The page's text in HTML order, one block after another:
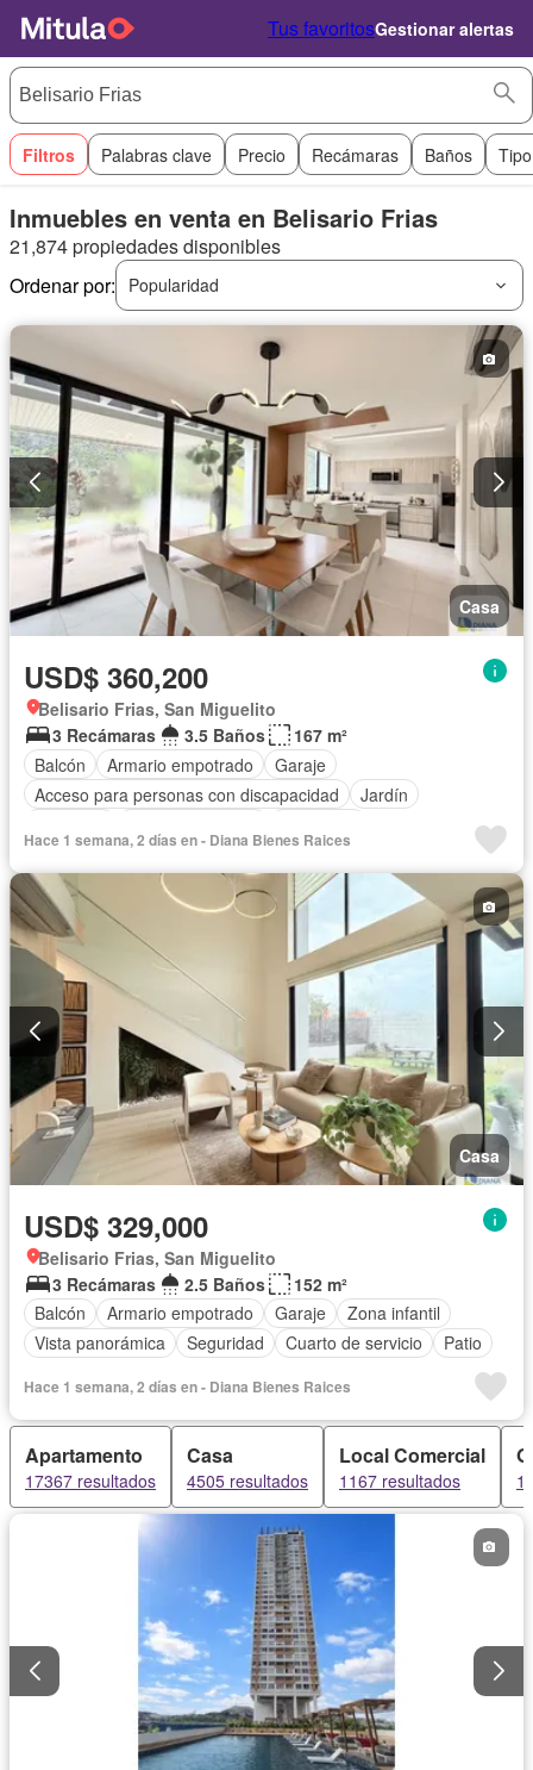
Tus favoritosGestionar alertas
Filtros Palabras clave Precio Recámaras Baños
Inmuebles en venta en Belisario Frias
21,874 propiedades disponibles
Ordenar por:
Popularidad
Casa
USD$ 360,200
Belisario Frias, San Miguelito
3 Recámaras
3.5 Baños
167 m²
Balcón
Armario empotrado
Garaje
Acceso para personas con discapacidad
Jardín
Cuarto de servicio
Piscina
Hace 1 semana, 2 días en - Diana Bienes Raices
Casa
USD$ 329,000
Belisario Frias, San Miguelito
3 Recámaras
2.5 Baños
152 m²
Balcón
Armario empotrado Garaje
Zona infantil
Vista panorámica
Seguridad Cuarto de servicio Patio
Hace 1 semana, 2 días en - Diana Bienes Raices
Apartamento
17367 resultados
Casa
4505 resultados
Local Comercial
1167 resultados